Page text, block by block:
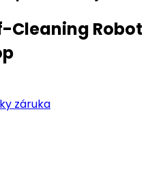
Cleaning Robot
záruka